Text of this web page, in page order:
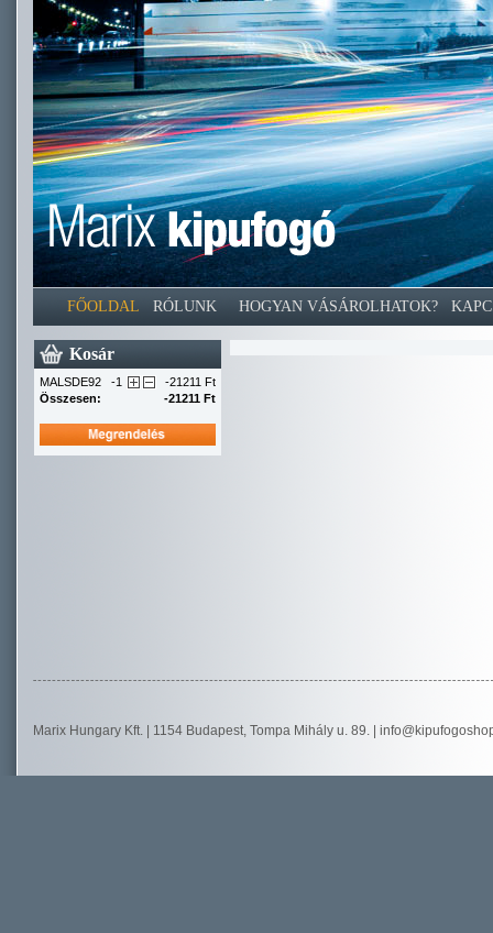
FŐOLDAL RÓLUNK HOGYAN VÁSÁROLHATOK?
Kosár
MALSDE92 -1
-21211 Ft
Összesen:
-21211 Ft
Marix Hungary Kft. | 1154 Budapest, Tompa Mihály u. 89. |